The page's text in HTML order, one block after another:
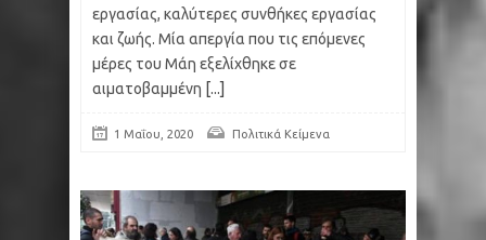
εργασίας, καλύτερες συνθήκες εργασίας
και ζωής. Μία απεργία που τις επόμενες
μέρες του Μάη εξελίχθηκε σε
αιματοβαμμένη [...]
1 Μαΐου, 2020 Πολιτικά Κείμενα